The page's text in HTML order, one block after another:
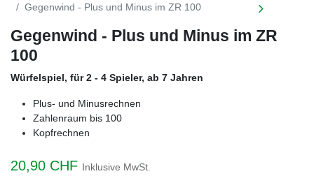
Gegenwind - Plus und Minus im ZR 100
Gegenwind - Plus und Minus im ZR
100
Würfelspiel, für 2 - 4 Spieler, ab 7 Jahren
Plus- und Minusrechnen
Zahlenraum bis 100
Kopfrechnen
20,90 CHF Inklusive MwSt.